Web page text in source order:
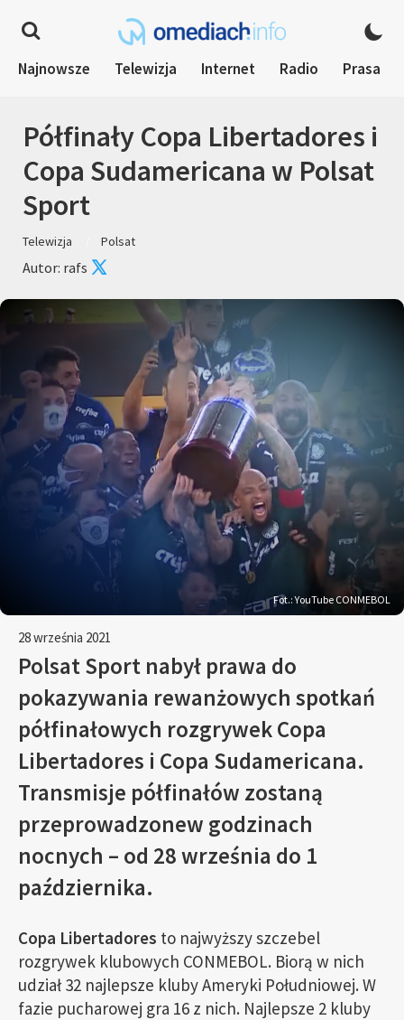
Najnowsze Telewizja Internet Radio Prasa
Półfinały Copa Libertadores i
Copa Sudamericana w Polsat
Sport
Telewizja Polsat
Autor: rafs
Fot.: YouTube CONMEBOL
28 września 2021
Polsat Sport nabył prawa do
pokazywania rewanżowych spotkań
półfinałowych rozgrywek Copa
Libertadores i Copa Sudamericana.
Transmisje półfinałów zostaną
przeprowadzonew godzinach
nocnych – od 28 września do 1
października.
Copa Libertadores to najwyższy szczebel
rozgrywek klubowych CONMEBOL. Biorą w nich
udział 32 najlepsze kluby Ameryki Południowej. W
fazie pucharowej gra 16 z nich. Najlepsze 2 kluby